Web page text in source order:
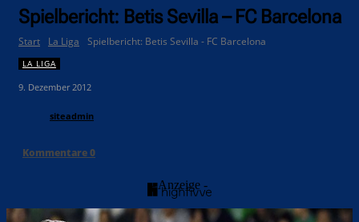
Spielbericht: Betis Sevilla – FC Barcelona
Start La Liga Spielbericht: Betis Sevilla - FC Barcelona
LA LIGA
9. Dezember 2012
siteadmin
Kommentare0
- Anzeige -